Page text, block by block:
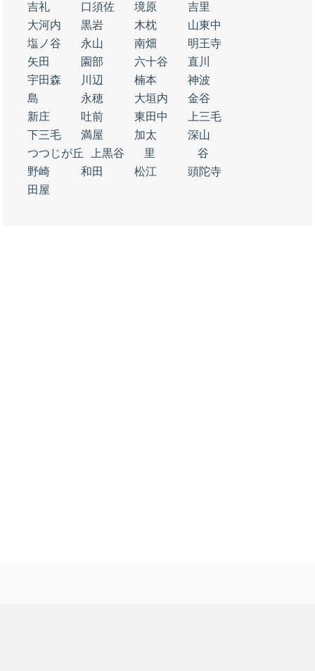
吉礼
口須佐 境原
吉里
大河内
黒岩 木枕
山東中
塩ノ谷
永山 南畑
明王寺
矢田
園部 六十谷
直川
宇田森
川辺 楠本
神波
島
永穂 大垣内
金谷
新庄
吐前 東田中
上三毛
下三毛
満屋 加太
深山
つつじが丘
上黒谷 里
谷
野崎
和田 松江
頭陀寺
田屋